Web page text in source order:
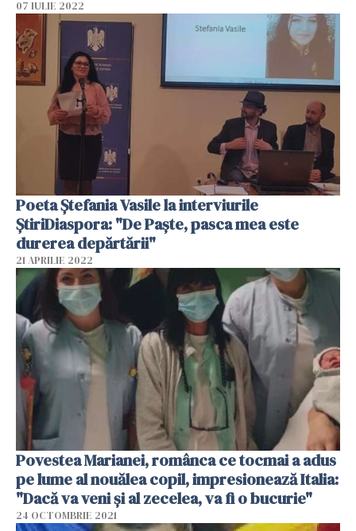
07 IULIE 2022
Poeta Ștefania Vasile la interviurile
ȘtiriDiaspora: "De Paște, pasca mea este
durerea depărtării"
21 APRILIE 2022
Povestea Marianei, românca ce tocmai a adus
pe lume al nouălea copil, impresionează Italia:
"Dacă va veni și al zecelea, va fi o bucurie"
24 OCTOMBRIE 2021